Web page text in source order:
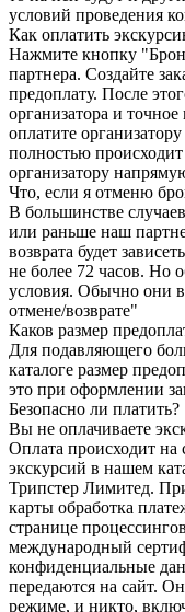
условий проведения
Как оплатить
Нажмите кнопку
партнера. Создайте
предоплату. После
организатора и
оплатите
полностью происходит
организатору
Что, если я отменю
В большинстве
или раньше наш
возврата будет
не более 72 часов. Но
условия. Обычно они
отмене/возврате"
Каков размер
Для подавляющего
каталоге размер
это при оформлении
Безопасно ли платить?
Вы не оплачиваете
Оплата происходит на
экскурсий в нашем
Трипстер Лимитед.
карты обработка
странице
международный
конфиденциальные
передаются на сайт.
режиме, и никто,